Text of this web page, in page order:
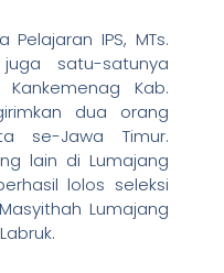
IPS, MTs.
satu-satunya
Kab.
dua orang
se-Jawa Timur.
lain di Lumajang
lolos seleksi
Lumajang